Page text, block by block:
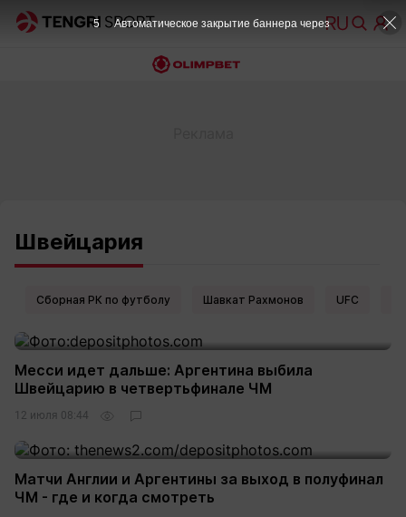
Швейцария
Сборная РК по футболу Шавкат Рахмонов UFC
Месси идет дальше: Аргентина выбила
Швейцарию в четвертьфинале ЧМ
12 июля 08:44
Матчи Англии и Аргентины за выход в полуфинал
ЧМ - где и когда смотреть
5 Автоматическое закрытие баннера через